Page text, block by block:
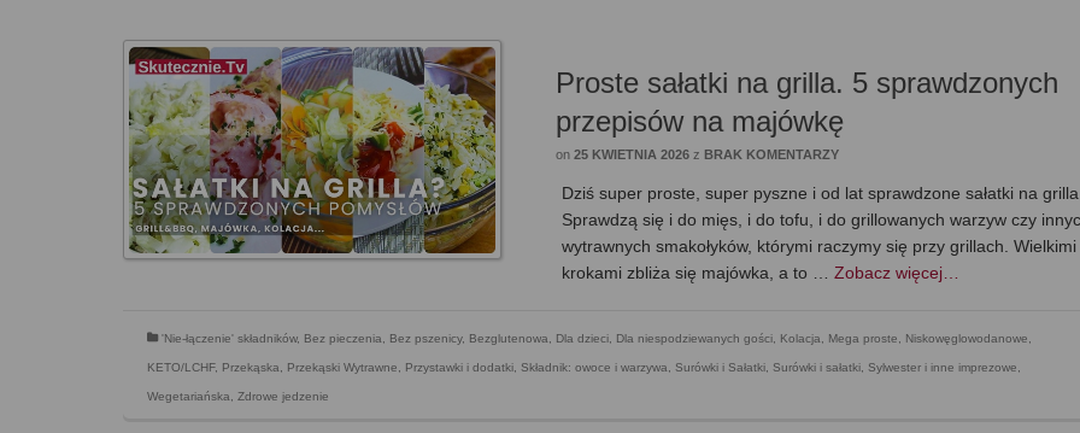
Proste sałatki na grilla. 5 sprawdzonych
przepisów na majówkę
on25 KWIETNIA 2026 z BRAK KOMENTARZY
Dziś super proste, super pyszne i od lat sprawdzone sałatki na
Sprawdzą się i do mięs, i do tofu, i do grillowanych warzyw czy
wytrawnych smakołyków, którymi raczymy się przy grillach. Wielkimi
krokami zbliża się majówka, a to …Zobacz więcej…
'Nie-łączenie' składników, Bez pieczenia, Bez pszenicy, Bezglutenowa, Dla dzieci, Dla niespodziewanych gości, Kolacja, Mega proste, Niskowęglowodanowe,
KETO/LCHF, Przekąska, Przekąski Wytrawne, Przystawki i dodatki, Składnik: owoce i warzywa, Surówki i Sałatki, Surówki i sałatki, Sylwester i inne imprezowe,
Wegetariańska, Zdrowe jedzenie